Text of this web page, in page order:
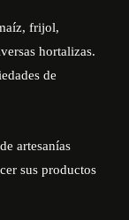
frijol,
hortalizas.
de
artesanías
sus productos